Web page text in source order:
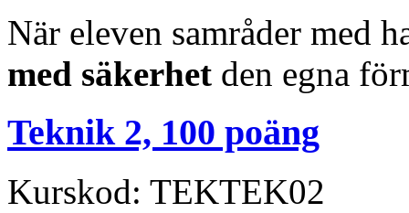
När eleven samråder med
med säkerhet den egna
Teknik 2, 100 poäng
Kurskod: TEKTEK02